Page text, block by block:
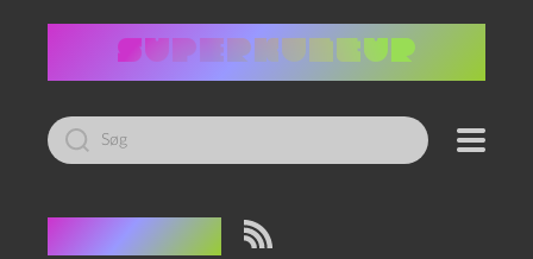
Led
efter:
Tag:hejs